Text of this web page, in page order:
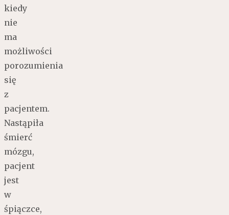
kiedy
nie
ma
możliwości
porozumienia
się
z
pacjentem.
Nastąpiła
śmierć
mózgu,
pacjent
jest
w
śpiączce,